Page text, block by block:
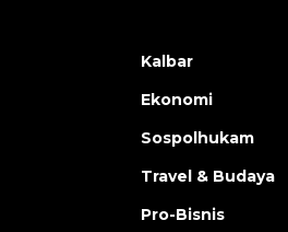
Kalbar
Ekonomi
Sospolhukam
Travel & Budaya
Pro-Bisnis